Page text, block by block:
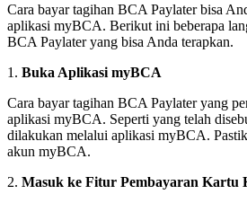
Cara bayar tagihan BCA Paylater bisa
aplikasi myBCA. Berikut ini beberapa
BCA Paylater yang bisa Anda terapkan.
1. Buka Aplikasi myBCA
Cara bayar tagihan BCA Paylater yang
aplikasi myBCA. Seperti yang telah
dilakukan melalui aplikasi myBCA.
akun myBCA.
2. Masuk ke Fitur Pembayaran Kartu